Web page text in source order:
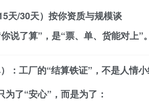
天/30天） 按你资质与规模谈
说了算”，是“票、单、货能对上”。
：工厂的“结算铁证”，不是人情
了“安心”，而是为了：